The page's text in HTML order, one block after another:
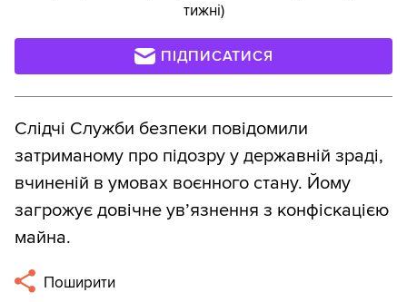
тижні)
ПІДПИСАТИСЯ
Слідчі Служби безпеки повідомили
затриманому про підозру у державній зраді,
вчиненій в умовах воєнного стану. Йому
загрожує довічне ув’язнення з конфіскацією
майна.
Поширити